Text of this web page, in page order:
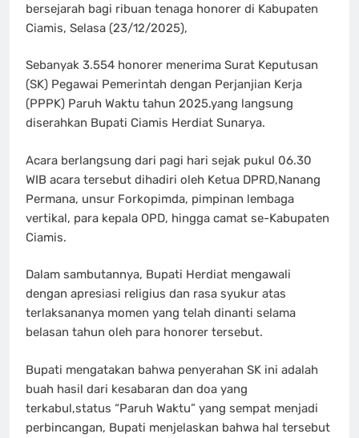
bersejarah bagi ribuan tenaga honorer di Kabupaten
Ciamis, Selasa (23/12/2025),
Sebanyak 3.554 honorer menerima Surat Keputusan
(SK) Pegawai Pemerintah dengan Perjanjian Kerja
(PPPK) Paruh Waktu tahun 2025.yang langsung
diserahkan Bupati Ciamis Herdiat Sunarya.
​Acara berlangsung dari pagi hari sejak pukul 06.30
WIB acara tersebut dihadiri oleh Ketua DPRD,Nanang
Permana, unsur Forkopimda, pimpinan lembaga
vertikal, para kepala OPD, hingga camat se-Kabupaten
Ciamis.
Dalam sambutannya, Bupati Herdiat mengawali
dengan apresiasi religius dan rasa syukur atas
terlaksananya momen yang telah dinanti selama
belasan tahun oleh para honorer tersebut.
​Bupati mengatakan bahwa penyerahan SK ini adalah
buah hasil dari kesabaran dan doa yang
terkabul,status “Paruh Waktu” yang sempat menjadi
perbincangan, Bupati menjelaskan bahwa hal tersebut